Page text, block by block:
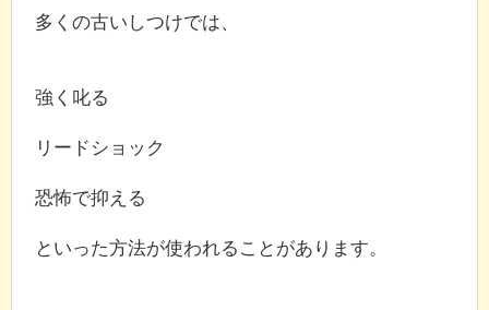
多くの古いしつけでは、
強く叱る
リードショック
恐怖で抑える
といった方法が使われることがあります。